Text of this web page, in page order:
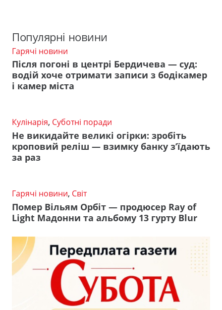
Популярні новини
Гарячі новини
Після погоні в центрі Бердичева — суд:
водій хоче отримати записи з бодікамер
і камер міста
Кулінарія, Суботні поради
Не викидайте великі огірки: зробіть
кроповий реліш — взимку банку з’їдають
за раз
Гарячі новини, Світ
Помер Вільям Орбіт — продюсер Ray of
Light Мадонни та альбому 13 гурту Blur